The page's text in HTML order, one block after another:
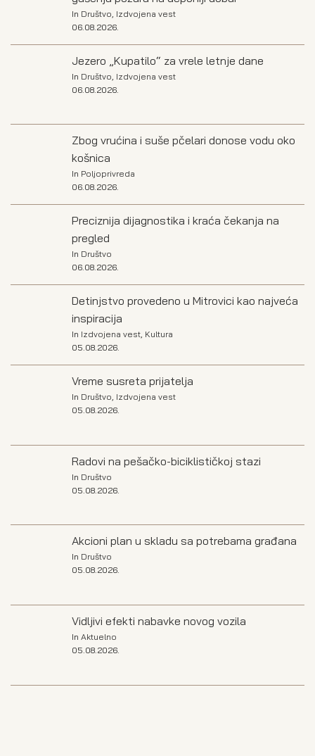
In Društvo Izdvojena vest
06.08.2026.
Jezero „Kupatilo“ za vrele letnje dane
In Društvo Izdvojena vest
06.08.2026.
Zbog vrućina i suše pčelari donose vodu oko
košnica
In Poljoprivreda
06.08.2026.
Preciznija dijagnostika i kraća čekanja na
pregled
In Društvo
06.08.2026.
Detinjstvo provedeno u Mitrovici kao najveća
inspiracija
In Izdvojena vest, Kultura
05.08.2026.
Vreme susreta prijatelja
In Društvo Izdvojena vest
05.08.2026.
Radovi na pešačko-biciklističkoj stazi
In Društvo
05.08.2026.
Akcioni plan u skladu sa potrebama građana
In Društvo
05.08.2026.
Vidljivi efekti nabavke novog vozila
In Aktuelno
05.08.2026.